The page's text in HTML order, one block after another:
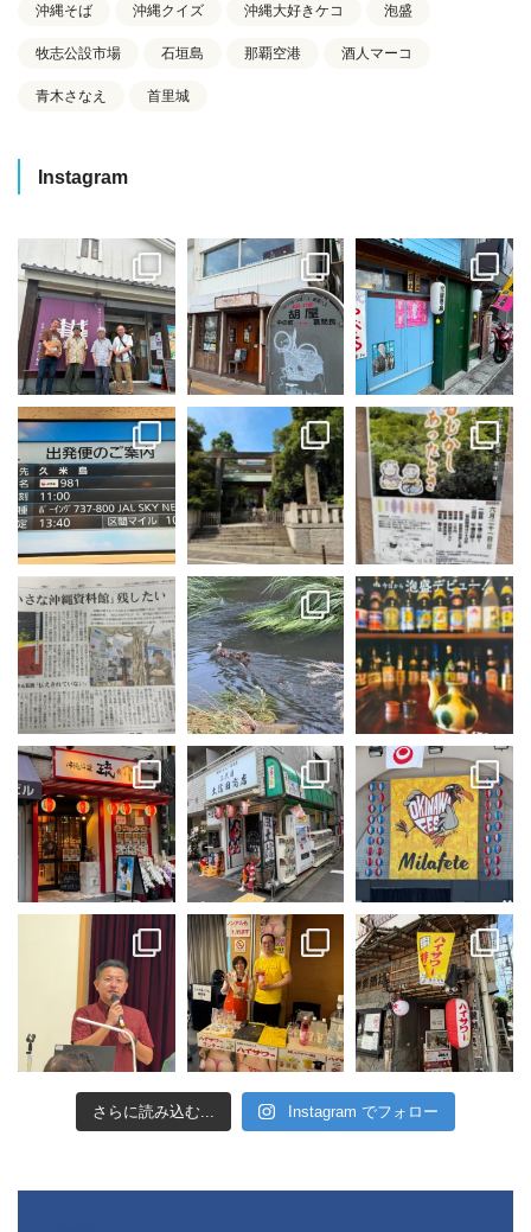
沖縄そば 沖縄クイズ 沖縄大好きケコ 泡盛
牧志公設市場 石垣島 那覇空港 酒人マーコ
青木さなえ 首里城
Instagram
さらに読み込む... Instagram でフォロー